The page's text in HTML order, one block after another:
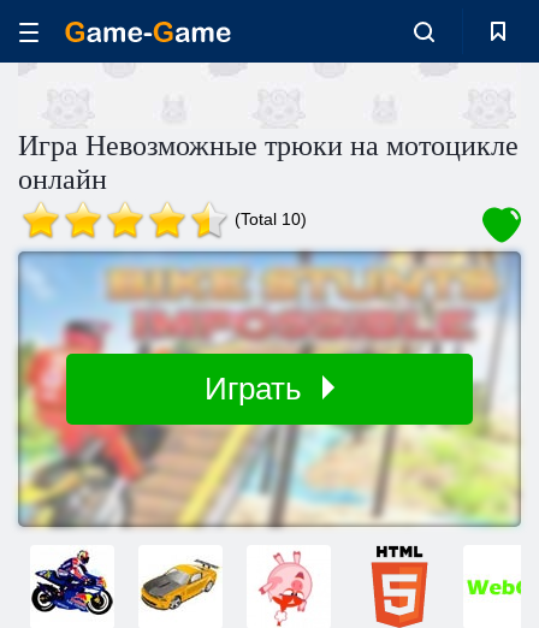
Игра Невозможные трюки на мотоцикле
онлайн
(Total 10)
Играть